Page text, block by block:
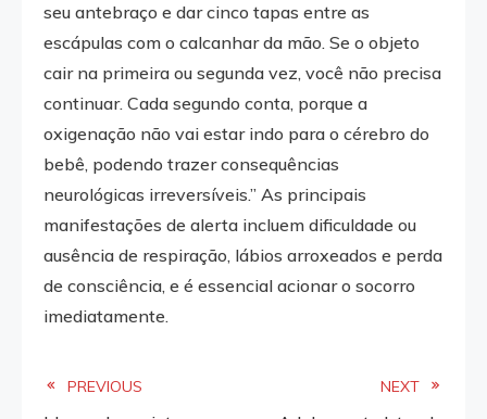
seu antebraço e dar cinco tapas entre as
escápulas com o calcanhar da mão. Se o objeto
cair na primeira ou segunda vez, você não precisa
continuar. Cada segundo conta, porque a
oxigenação não vai estar indo para o cérebro do
bebê, podendo trazer consequências
neurológicas irreversíveis.” As principais
manifestações de alerta incluem dificuldade ou
ausência de respiração, lábios arroxeados e perda
de consciência, e é essencial acionar o socorro
imediatamente.
Read
PREVIOUS NEXT